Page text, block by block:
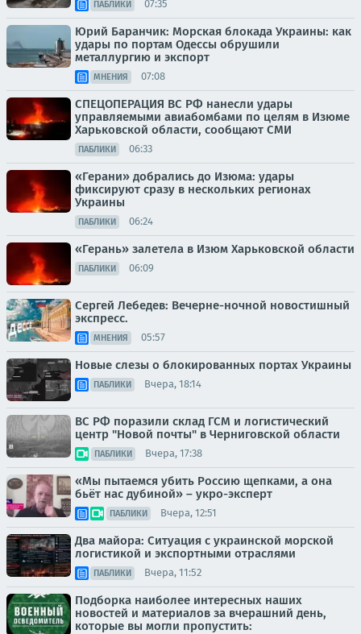
ПАБЛИКИ 07:35
Юрий Баранчик: Морская блокада Украины: как
удары по портам Одессы обрушили
металлургию и экспорт
МНЕНИЯ 07:08
СПЕЦОПЕРАЦИЯ ВС РФ нанесли удары
управляемыми авиабомбами по целям в Изюме
Харьковской области, сообщают СМИ
ПАБЛИКИ 06:33
«Герани» добрались до Изюма: удары
фиксируют сразу в нескольких регионах
Украины
ПАБЛИКИ 06:24
«Герань» залетела в Изюм Харьковской области
ПАБЛИКИ 06:09
Сергей Лебедев: Вечерне-ночной новостишный
экспресс.
МНЕНИЯ 05:57
Новые слезы о блокированных портах Украины
ПАБЛИКИ Вчера, 18:14
ВС РФ поразили склад ГСМ и логистический
центр "Новой почты" в Черниговской области
ПАБЛИКИ Вчера, 17:38
«Мы пытаемся убить Россию щепками, а она
бьёт нас дубиной» – укро-эксперт
ПАБЛИКИ Вчера, 12:51
Два майора: Ситуация с украинской морской
логистикой и экспортными отраслями
ПАБЛИКИ Вчера, 11:52
Подборка наиболее интересных наших
новостей и материалов за вчерашний день,
которые вы могли пропустить: